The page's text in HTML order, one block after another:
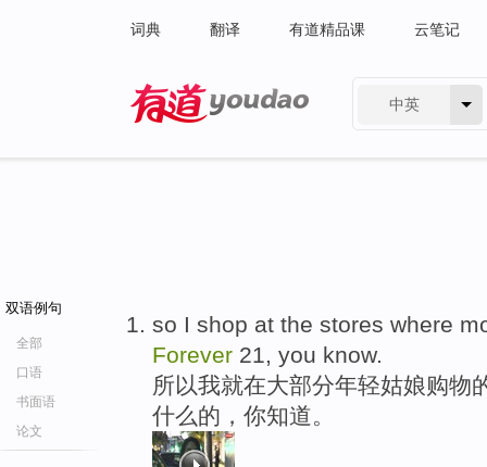
词典 翻译 有道精品课 云笔记
中英
双语例句
全部
口语
书面语
论文
so I shop at the stores where
Forever 21, you know.
所以我就在大部分年轻姑娘购物
什么的，你知道。